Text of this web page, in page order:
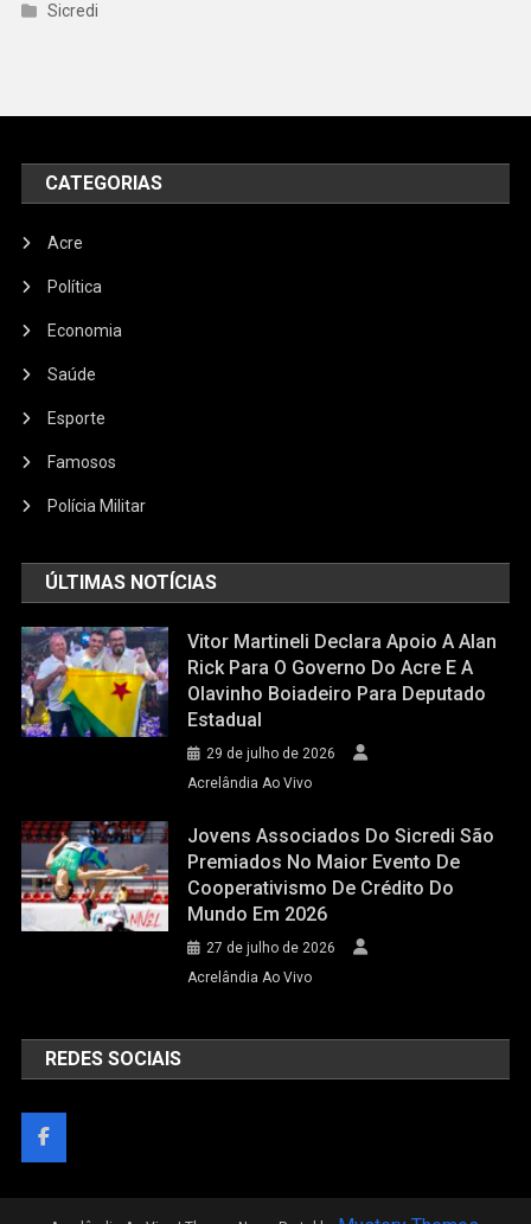
Sicredi
CATEGORIAS
Acre
Política
Economia
Saúde
Esporte
Famosos
Polícia Militar
ÚLTIMAS NOTÍCIAS
Vitor Martineli Declara Apoio A Alan
Rick Para O Governo Do Acre E A
Olavinho Boiadeiro Para Deputado
Estadual
29 de julho de 2026
Acrelândia Ao Vivo
Jovens Associados Do Sicredi São
Premiados No Maior Evento De
Cooperativismo De Crédito Do
Mundo Em 2026
27 de julho de 2026
Acrelândia Ao Vivo
REDES SOCIAIS